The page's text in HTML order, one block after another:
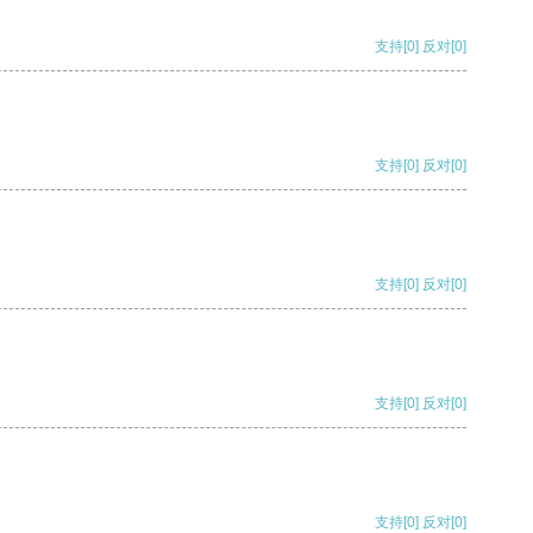
支持[0] 反对[0]
支持[0] 反对[0]
支持[0] 反对[0]
支持[0] 反对[0]
支持[0] 反对[0]